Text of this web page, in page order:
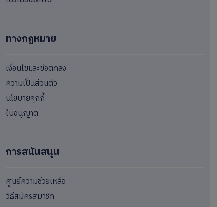
ทางกฎหมาย
เงื่อนไขและข้อตกลง
ความเป็นส่วนตัว
นโยบายคุกกี้
ใบอนุญาต
การสนันสนุน
ศูนย์ความช่วยเหลือ
วิธีสมัครสมาชิก